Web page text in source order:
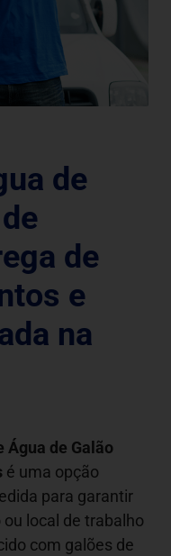
de
de
e
na
Água de Galão
é uma opção
para garantir
local de trabalho
com galões de